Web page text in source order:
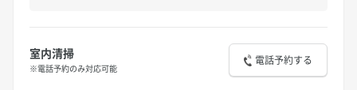
室内清掃
※電話予約のみ対応可能
電話予約する